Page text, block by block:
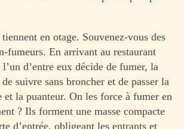
en otage. Souvenez-vous des
fumeurs. En arrivant au restaurant
d’entre eux décide de fumer, la
suivre sans broncher et de passer la
et la puanteur. On les force à fumer en
? Ils forment une masse compacte
d’entrée, obligeant les entrants et